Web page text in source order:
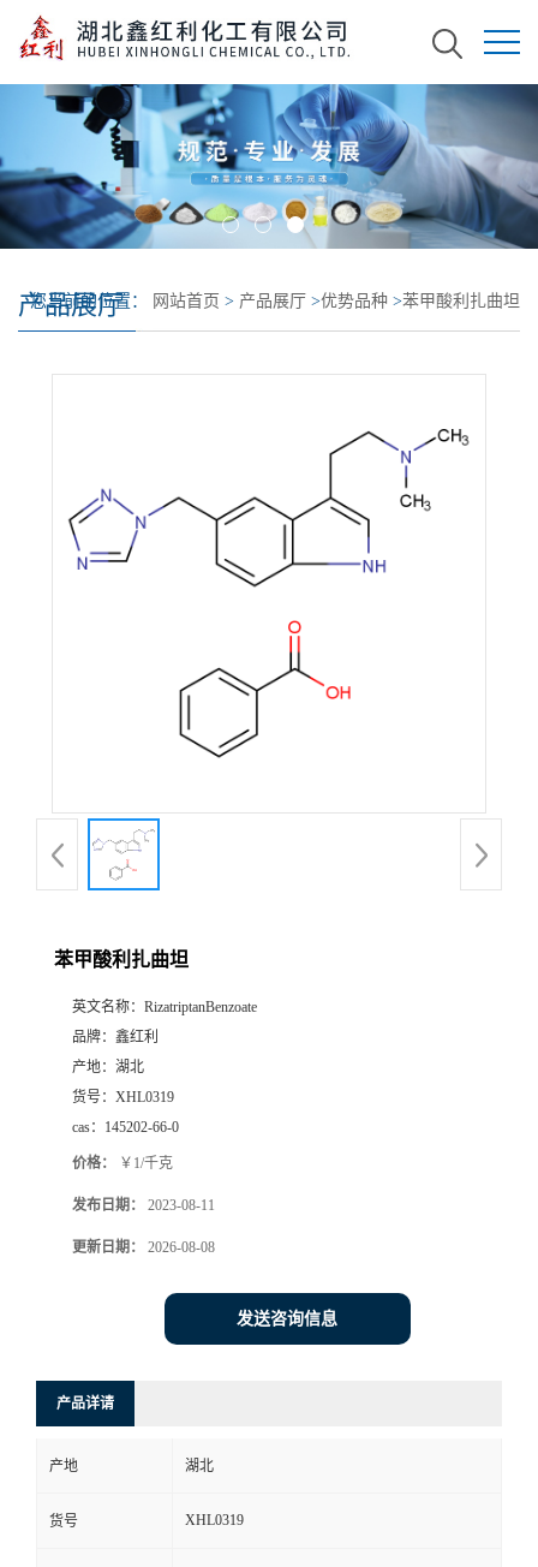
产品展厅
您当前的位置： 网站首页 > 产品展厅 >优势品种 >苯甲酸利扎曲坦
苯甲酸利扎曲坦
英文名称： RizatriptanBenzoate
品牌： 鑫红利
产地： 湖北
货号： XHL0319
cas： 145202-66-0
价格： ￥1/千克
发布日期： 2023-08-11
更新日期： 2026-08-08
发送咨询信息
产品详请
产地 湖北
货号 XHL0319